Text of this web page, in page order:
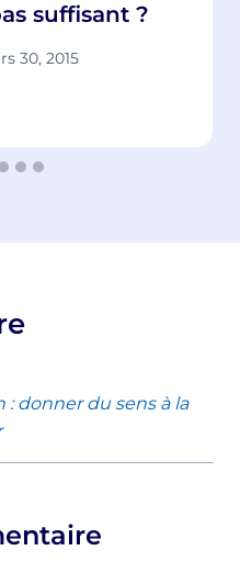
suffisant ?
30, 2015
: donner du sens à la